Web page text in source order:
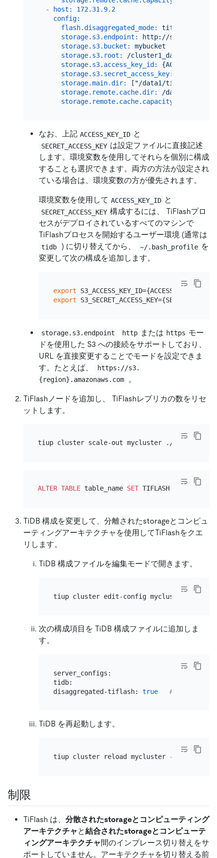
-
host: 172.31 .9.2
config:
flash.disaggregated_mode:
storage.s3.endpoint:
http://
storage.s3.bucket:
mybucket
storage.s3.root:
/cluster1_data
storage.s3.access_key_id:
{ACCESS_KEY_ID
storage.s3.secret_access_key:
storage.main.dir:
[ "/data1/tiflash/data"
storage.remote.cache.dir:
/data1/
storage.remote.cache.capacity:
なお、上記 ACCESS_KEY_ID と
SECRET_ACCESS_KEY は設定ファイルに直接記述
します。環境変数を使用してそれらを個別に構成
することも選択できます。両方の方法が設定され
ている場合は、環境変数の方が優先されます。
環境変数を使用して ACCESS_KEY_ID と
SECRET_ACCESS_KEY 構成するには、 TiFlashプロ
セスがデプロイされているすべてのマシンで
TiFlashプロセスを開始するユーザー環境 (通常は
tidb ) に切り替えてから、 ~/.bash_profile を
変更して次の構成を追加します。
export
export
storage.s3.endpoint http または https モー
ドを使用した S3 への接続をサポートしており、
URL を直接変更することでモードを設定できま
す。たとえば、
https://s3.
{region}.amazonaws.com
。
TiFlashノードを追加し、 TiFlashレプリカの数をリセ
ットします。
ALTER TABLE table_name SET TIFLASH REPLICA
TiDB 構成を変更して、分離されたstorageとコンピュ
ーティングアーキテクチャを使用してTiFlashをクエ
リします。
TiDB 構成ファイルを編集モードで開きます。
次の構成項目を TiDB 構成ファイルに追加しま
す。
server_configs:
tidb:
disaggregated-tiflash: true # Query
TiDB を再起動します。
制限
TiFlash は、 分散されたstorageとコンピューティング
アーキテクチャ と結合されたstorageとコンピューテ
ィングアーキテクチャ間のインプレース切り替えをサ
ポートしていません。アーキテクチャを切り替える前